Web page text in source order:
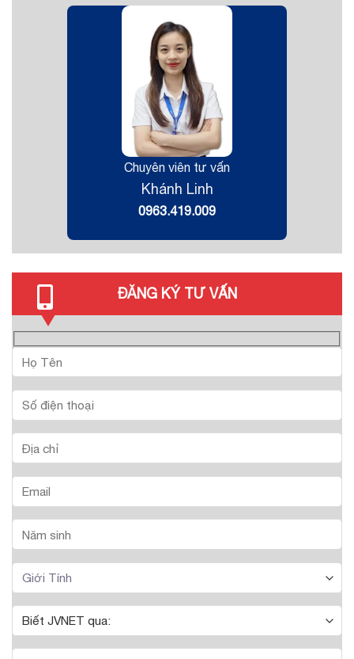
Chuyên viên tư vấn
Khánh Linh
0963.419.009
ĐĂNG KÝ TƯ VẤN